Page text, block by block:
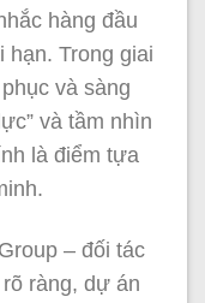
hàng đầu
hạn. Trong giai
và sàng
và tầm nhìn
là điểm tựa
– đối tác
ràng, dự án